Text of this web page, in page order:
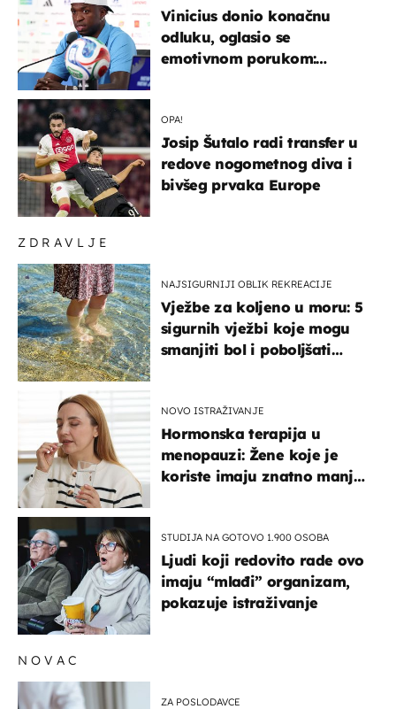
ZDRAVLJE
NAJSIGURNIJI OBLIK REKREACIJE
Vježbe za koljeno u moru: 5
sigurnih vježbi koje mogu
smanjiti bol i poboljšati
NOVO ISTRAŽIVANJE
Hormonska terapija u
menopauzi: Žene koje je
koriste imaju znatno manji
STUDIJA NA GOTOVO 1.900 OSOBA
Ljudi koji redovito rade ovo
imaju “mlađi” organizam,
pokazuje istraživanje
Vinicius donio konačnu
odluku, oglasio se
emotivnom porukom:
OPA!
Josip Šutalo radi transfer u
redove nogometnog diva i
bivšeg prvaka Europe
NOVAC
ZA POSLODAVCE